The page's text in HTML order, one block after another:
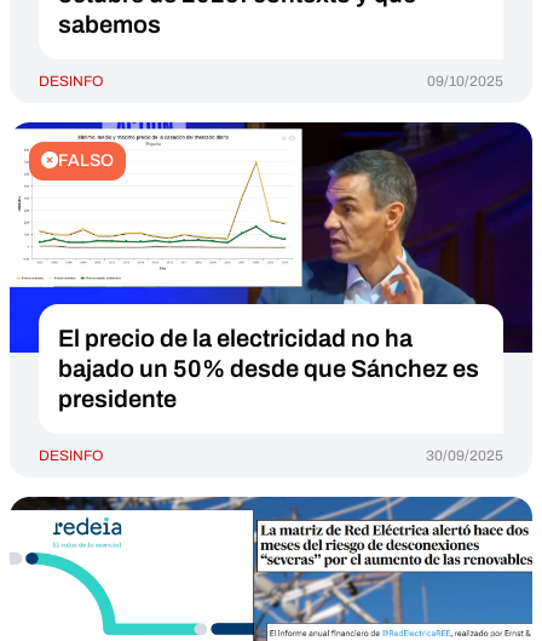
sabemos
DESINFO 09/10/2025
FALSO
El precio de la electricidad no ha
bajado un 50% desde que Sánchez es
presidente
DESINFO 30/09/2025